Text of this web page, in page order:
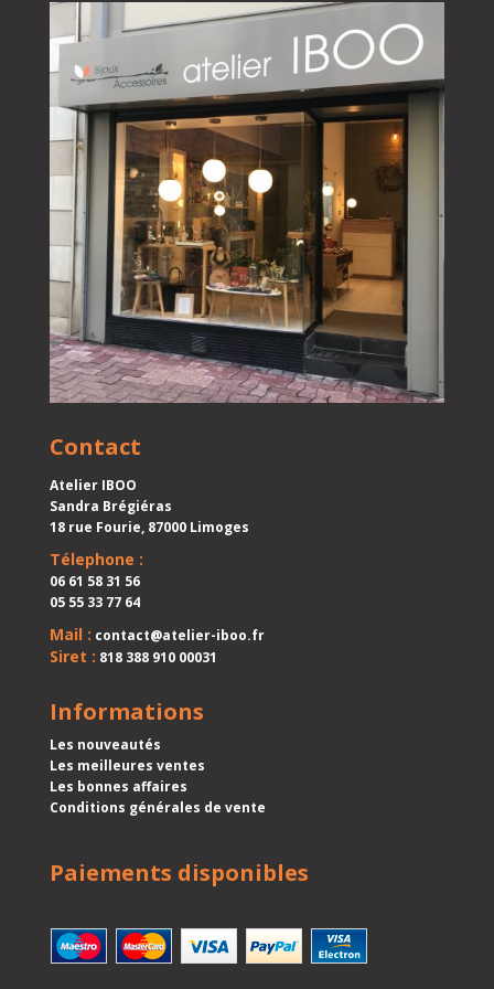
Contact
Atelier IBOO
Sandra Brégiéras
18 rue Fourie, 87000 Limoges
Télephone :
06 61 58 31 56
05 55 33 77 64
Mail : contact@atelier-iboo.fr
Siret : 818 388 910 00031
Informations
Les nouveautés
Les meilleures ventes
Les bonnes affaires
Conditions générales de vente
Paiements disponibles